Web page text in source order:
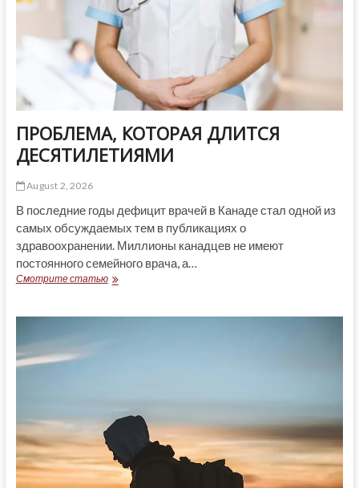
ПРОБЛЕМА, КОТОРАЯ ДЛИТСЯ
ДЕСЯТИЛЕТИЯМИ
August 2, 2026
В последние годы дефицит врачей в Канаде стал одной из
самых обсуждаемых тем в публикациях о
здравоохранении. Миллионы канадцев не имеют
постоянного семейного врача, а…
Смотрите статьюПРОБЛЕМА,